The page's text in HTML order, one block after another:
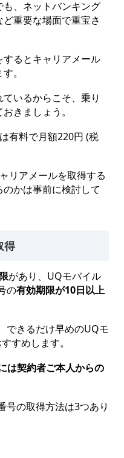
、ネットバンキング
重要な場面で重宝さ
るとキャリアメール
。
いるからこそ、乗り
きましょう。
有料で月額220円 (税
リアメールを取得する
かは事前に検討して
得
があり、UQモバイル
の有効期限が10日以上
できるだけ早めのUQモ
すめします。
は契約者ご本人からの
号の取得方法は3つあり